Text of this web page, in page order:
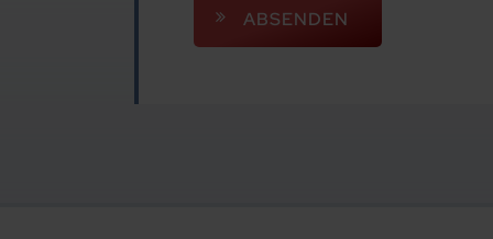
ABSENDEN